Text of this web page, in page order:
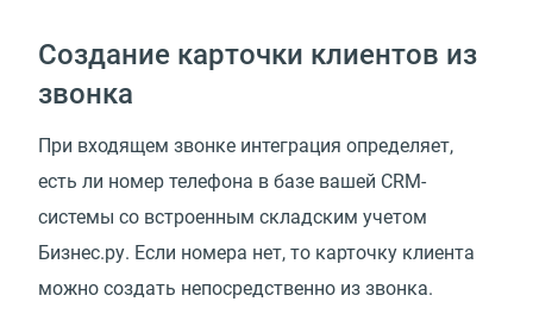
Создание карточки клиентов из
звонка
При входящем звонке интеграция определяет,
есть ли номер телефона в базе вашей CRM-
системы со встроенным складским учетом
Бизнес.ру. Если номера нет, то карточку клиента
можно создать непосредственно из звонка.